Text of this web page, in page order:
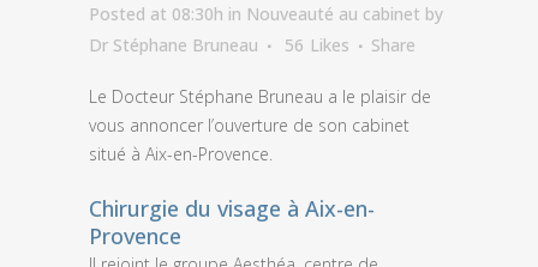
Posted at 08:30h in Nouveauté au cabinet by
Dr Stéphane Bruneau
56 Likes Share
Le Docteur Stéphane Bruneau a le plaisir de
vous annoncer l’ouverture de son cabinet
situé à Aix-en-Provence.
Chirurgie du visage à Aix-en-
Provence